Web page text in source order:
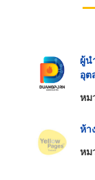
ผู้น
อุต
หม
ห้า
หม